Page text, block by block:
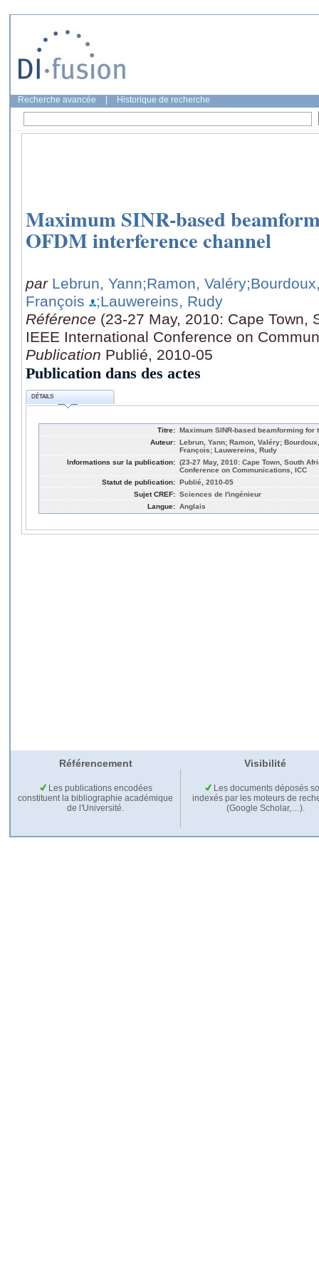
Recherche avancée Historique de recherche
Maximum SINR-based
OFDM interference channel
par Lebrun, Yann;Ramon, Valéry
François
;Lauwereins, Rudy
Référence (23-27 May, 2010: Cape Town,
IEEE International Conference on
Publication Publié, 2010-05
Publication dans des actes
DÉTAILS
Titre: Maximum SINR-based beamforming for
Auteur: Lebrun, Yann; Ramon, Valéry;
François; Lauwereins, Rudy
Informations sur la publication: (23-27 May, 2010: Cape Town, South
Conference on Communications, ICC
Statut de publication: Publié, 2010-05
Sujet CREF: Sciences de l'ingénieur
Langue: Anglais
Référencement Visibilité
Les publications encodées
constituent la bibliographie académique
de l'Université.
Les documents déposés
indexés par les moteurs de
(Google Scholar,…).